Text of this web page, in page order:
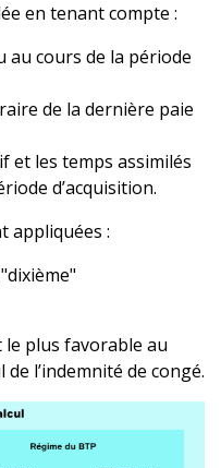
en tenant compte :
cours de la période
de la dernière paie
et les temps assimilés
d’acquisition.
appliquées :
plus favorable au
l’indemnité de congé.